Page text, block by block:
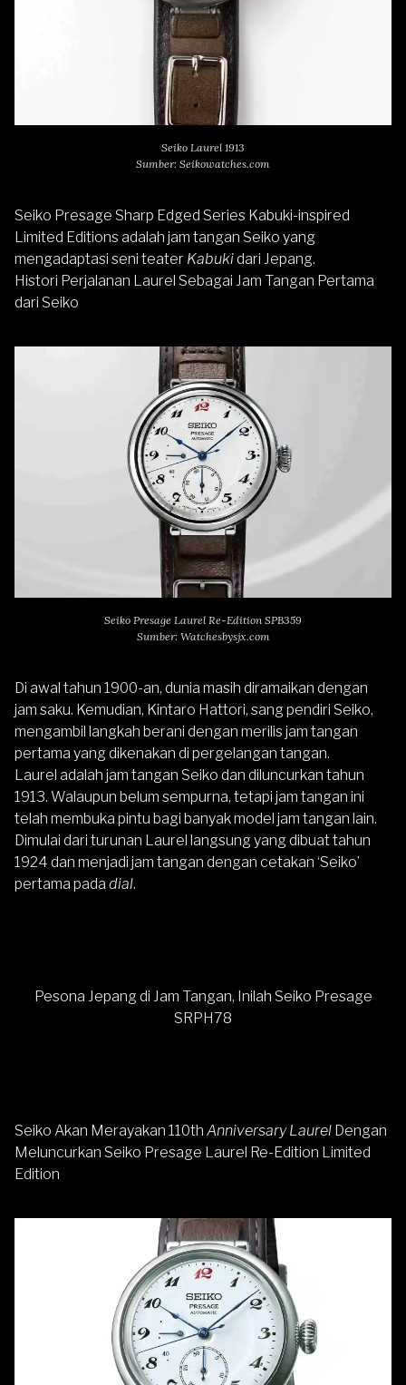
Seiko Laurel 1913
Sumber: Seikowatches.com
Seiko Presage Sharp Edged Series Kabuki-inspired
Limited Editions adalah jam tangan Seiko yang
mengadaptasi seni teater Kabukidari Jepang.
Histori Perjalanan Laurel Sebagai Jam Tangan Pertama
dari Seiko
Seiko Presage Laurel Re-Edition SPB359
Sumber: Watchesbysjx.com
Di awal tahun 1900-an, dunia masih diramaikan dengan
jam saku. Kemudian, Kintaro Hattori, sang pendiri Seiko,
mengambil langkah berani dengan merilis jam tangan
pertama yang dikenakan di pergelangan tangan.
Laurel adalah jam tangan Seiko dan diluncurkan tahun
1913. Walaupun belum sempurna, tetapi jam tangan ini
telah membuka pintu bagi banyak model jam tangan lain.
Dimulai dari turunan Laurel langsung yang dibuat tahun
1924 dan menjadi jam tangan dengan cetakan ‘Seiko’
pertama pada dial.
Pesona Jepang di Jam Tangan, Inilah Seiko Presage
SRPH78
Seiko Akan Merayakan 110th Anniversary Laurel Dengan
Meluncurkan Seiko Presage Laurel Re-Edition Limited
Edition